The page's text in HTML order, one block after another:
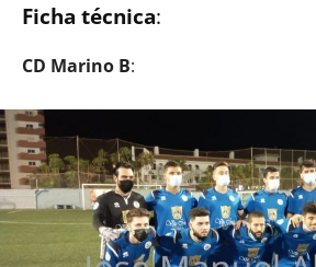
Ficha técnica:
CD Marino B: